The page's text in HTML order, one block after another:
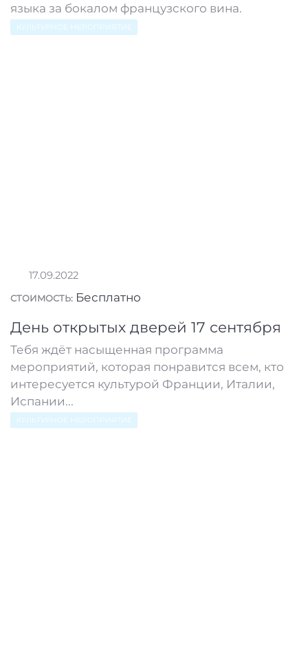
языка за бокалом французского вина.
КУЛЬТУРНОЕ МЕРОПРИЯТИЕ
17.09.2022
СТОИМОСТЬ: Бесплатно
День открытых дверей 17 сентября
Тебя ждёт насыщенная программа
мероприятий, которая понравится всем, кто
интересуется культурой Франции, Италии,
Испании...
КУЛЬТУРНОЕ МЕРОПРИЯТИЕ